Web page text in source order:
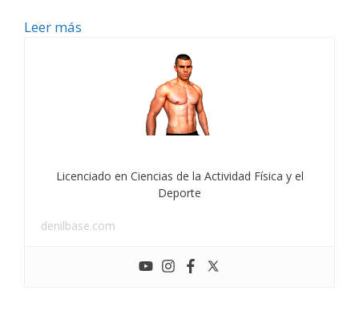
Leer más
Licenciado en Ciencias de la Actividad Física y el
Deporte
denilbase.com